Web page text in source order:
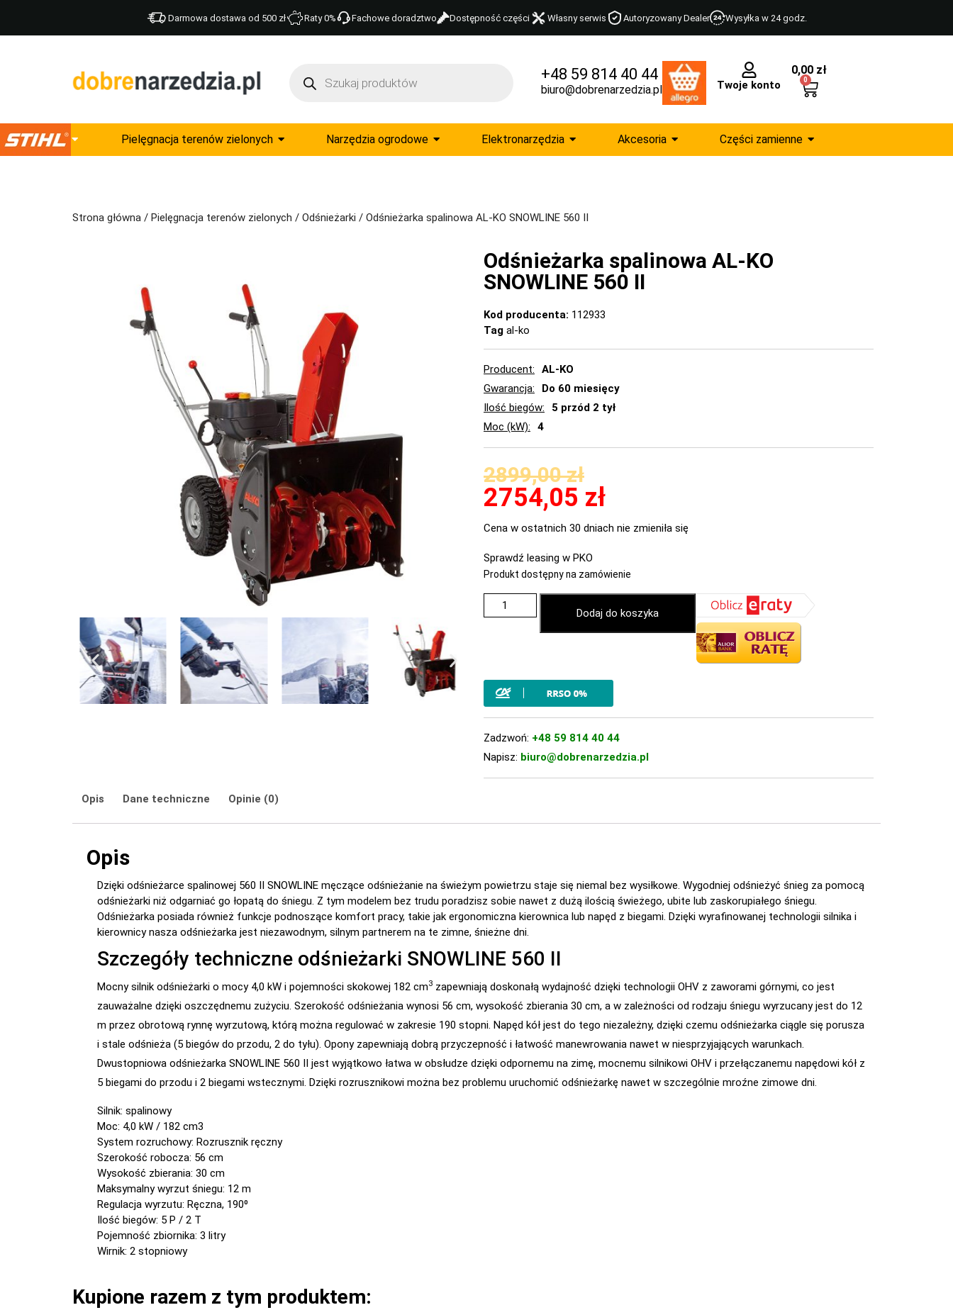
Darmowa dostawa od 500 zł Raty 0% Fachowe doradztwo Dostępność części Własny serwis Autoryzowany Dealer Wysyłka w 24 godz.
+48 59 814 40 44
biuro@dobrenarzedzia.pl Twoje konto
0,00 zł
0
Pielęgnacja terenów zielonych Narzędzia ogrodowe Elektronarzędzia Akcesoria Części zamienne
Strona główna / Pielęgnacja terenów zielonych / Odśnieżarki / Odśnieżarka spalinowa AL-KO SNOWLINE 560 II
Odśnieżarka spalinowa AL-KO
SNOWLINE 560 II
Kod producenta: 112933
Tag al-ko
Producent
AL-KO
Gwarancja
Do 60 miesięcy
Ilość biegów
5 przód 2 tył
Moc (kW)
4
2899,00zł
2754,05 zł
Cena w ostatnich 30 dniach nie zmieniła się
Sprawdź leasing w PKO
Produkt dostępny na zamówienie
Dodaj do koszyka
Zadzwoń: +48 59 814 40 44
Napisz: biuro@dobrenarzedzia.pl
Opis Dane techniczne Opinie (0)
Opis
Dzięki odśnieżarce spalinowej 560 II SNOWLINE męczące odśnieżanie na świeżym powietrzu staje się niemal bez wysiłkowe. Wygodniej odśnieżyć śnieg za pomocą
odśnieżarki niż odgarniać go łopatą do śniegu. Z tym modelem bez trudu poradzisz sobie nawet z dużą ilością świeżego, ubite lub zaskorupiałego śniegu.
Odśnieżarka posiada również funkcje podnoszące komfort pracy, takie jak ergonomiczna kierownica lub napęd z biegami. Dzięki wyrafinowanej technologii silnika i
kierownicy nasza odśnieżarka jest niezawodnym, silnym partnerem na te zimne, śnieżne dni.
Szczegóły techniczne odśnieżarki SNOWLINE 560 II
Mocny silnik odśnieżarki o mocy 4,0 kW i pojemności skokowej 182 cm3 zapewniają doskonałą wydajność dzięki technologii OHV z zaworami górnymi, co jest
zauważalne dzięki oszczędnemu zużyciu. Szerokość odśnieżania wynosi 56 cm, wysokość zbierania 30 cm, a w zależności od rodzaju śniegu wyrzucany jest do 12
m przez obrotową rynnę wyrzutową, którą można regulować w zakresie 190 stopni. Napęd kół jest do tego niezależny, dzięki czemu odśnieżarka ciągle się porusza
i stale odśnieża (5 biegów do przodu, 2 do tyłu). Opony zapewniają dobrą przyczepność i łatwość manewrowania nawet w niesprzyjających warunkach.
Dwustopniowa odśnieżarka SNOWLINE 560 II jest wyjątkowo łatwa w obsłudze dzięki odpornemu na zimę, mocnemu silnikowi OHV i przełączanemu napędowi kół z
5 biegami do przodu i 2 biegami wstecznymi. Dzięki rozrusznikowi można bez problemu uruchomić odśnieżarkę nawet w szczególnie mroźne zimowe dni.
Silnik: spalinowy
Moc: 4,0 kW / 182 cm3
System rozruchowy: Rozrusznik ręczny
Szerokość robocza: 56 cm
Wysokość zbierania: 30 cm
Maksymalny wyrzut śniegu: 12 m
Regulacja wyrzutu: Ręczna, 190⁰
Ilość biegów: 5 P / 2 T
Pojemność zbiornika: 3 litry
Wirnik: 2 stopniowy
Kupione razem z tym produktem: